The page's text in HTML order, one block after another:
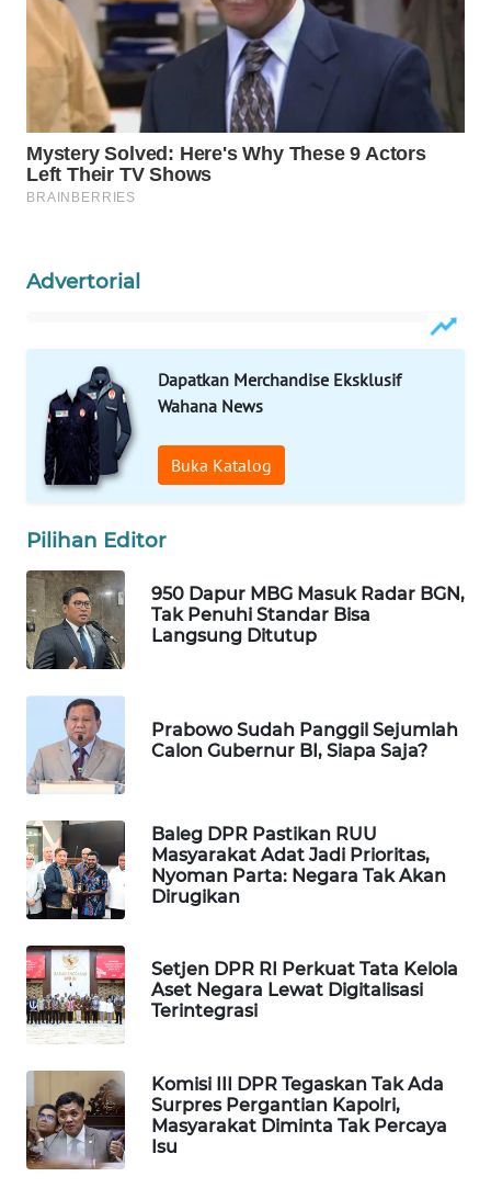
Advertorial
Dapatkan Merchandise Eksklusif
Wahana News
Buka Katalog
Pilihan Editor
950 Dapur MBG Masuk Radar BGN,
Tak Penuhi Standar Bisa
Langsung Ditutup
Prabowo Sudah Panggil Sejumlah
Calon Gubernur BI, Siapa Saja?
Baleg DPR Pastikan RUU
Masyarakat Adat Jadi Prioritas,
Nyoman Parta: Negara Tak Akan
Dirugikan
Setjen DPR RI Perkuat Tata Kelola
Aset Negara Lewat Digitalisasi
Terintegrasi
Komisi III DPR Tegaskan Tak Ada
Surpres Pergantian Kapolri,
Masyarakat Diminta Tak Percaya
Isu
ID
WAHANANEWS
CO ID
WAHANANEWS
NET
WAHANA
SELEB
WAHANA
PERSONA
OTOMOTIF
WAHANA
HEALTH
WAHANA
DESA
WISATA
LAPAK
WAHANA
Wahana
Network
KONSUMEN
LISTRIK
KELISTRIKAN
WALINKI
ID